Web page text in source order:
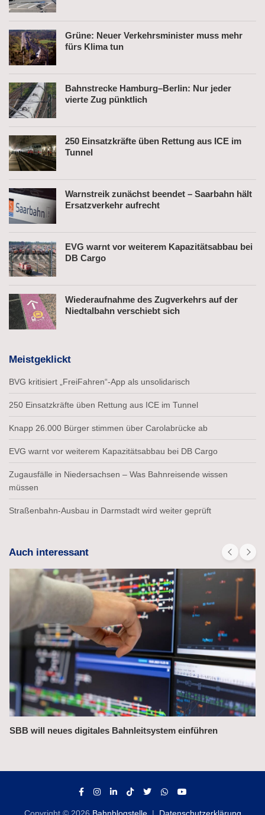
Grüne: Neuer Verkehrsminister muss mehr
fürs Klima tun
Bahnstrecke Hamburg–Berlin: Nur jeder
vierte Zug pünktlich
250 Einsatzkräfte üben Rettung aus ICE im
Tunnel
Warnstreik zunächst beendet – Saarbahn hält
Ersatzverkehr aufrecht
EVG warnt vor weiterem Kapazitätsabbau bei
DB Cargo
Wiederaufnahme des Zugverkehrs auf der
Niedtalbahn verschiebt sich
Meistgeklickt
BVG kritisiert „FreiFahren“-App als unsolidarisch
250 Einsatzkräfte üben Rettung aus ICE im Tunnel
Knapp 26.000 Bürger stimmen über Carolabrücke ab
EVG warnt vor weiterem Kapazitätsabbau bei DB Cargo
Zugausfälle in Niedersachsen – Was Bahnreisende wissen
müssen
Straßenbahn-Ausbau in Darmstadt wird weiter geprüft
Auch interessant
Bahnchefin rügt Leistungsmängel im Management